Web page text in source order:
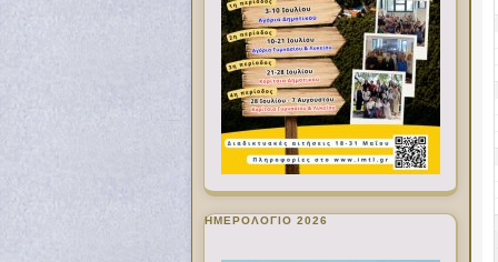
ΗΜΕΡΟΛΟΓΙΟ 2026